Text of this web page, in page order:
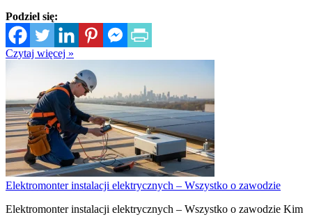
Podziel się:
Czytaj więcej »
Elektromonter instalacji elektrycznych – Wszystko o zawodzie
Elektromonter instalacji elektrycznych – Wszystko o zawodzie Kim